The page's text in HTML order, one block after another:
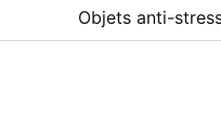
Objets anti-